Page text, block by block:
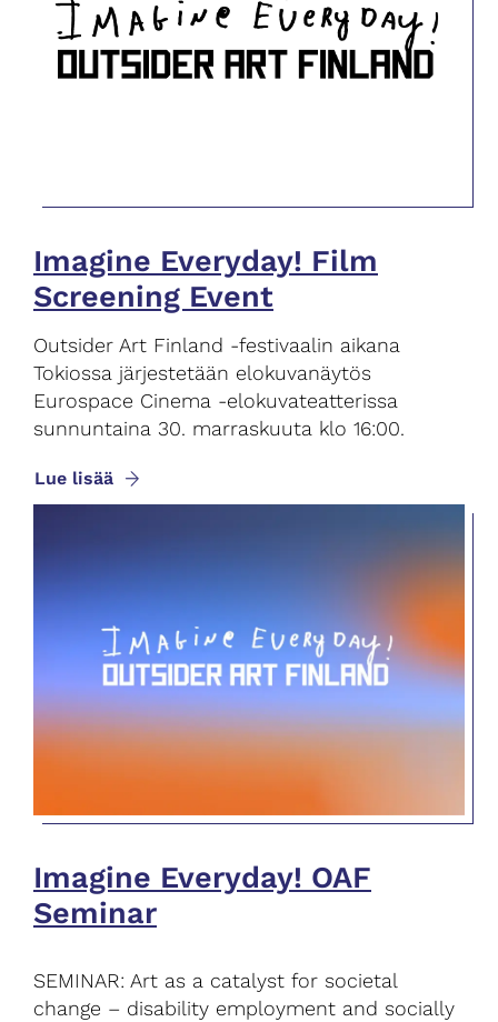
Imagine Everyday! Film
Screening Event
Outsider Art Finland -festivaalin aikana
Tokiossa järjestetään elokuvanäytös
Eurospace Cinema -elokuvateatterissa
sunnuntaina 30. marraskuuta klo 16:00.
Lue lisää
Imagine Everyday! OAF
Seminar
SEMINAR: Art as a catalyst for societal
change – disability employment and socially